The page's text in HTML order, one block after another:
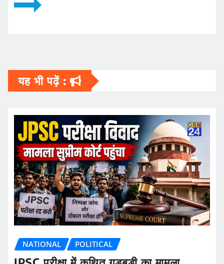
यह भी पढ़ें :
NATIONAL POLITICAL